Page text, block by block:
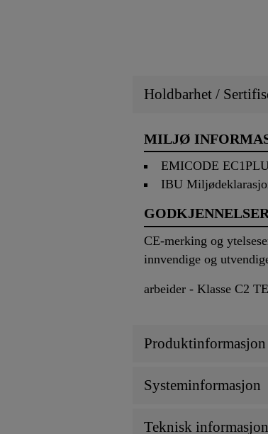
Holdbarhet /
MILJØ
EMICODE
IBU
CE-merking og
innvendige og
arbeider - Klasse C2
Produktinformasjon
Systeminformasjon
Teknisk informasjon